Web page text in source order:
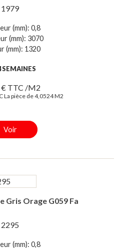
1979
(mm): 0,8
(mm): 3070
(mm): 1320
SEMAINES
€ TTC /M2
La pièce de 4,0524 M2
Voir
Gris Orage G059 Fa
2295
(mm): 0,8